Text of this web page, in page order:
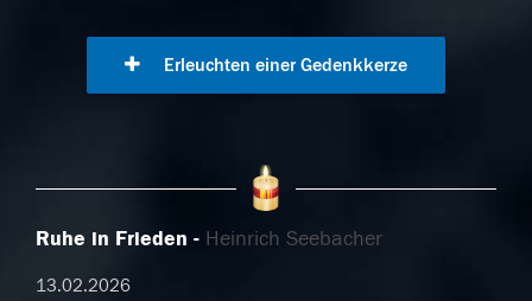
Erleuchten einer Gedenkkerze
Ruhe in Frieden Heinrich Seebacher
13.02.2026